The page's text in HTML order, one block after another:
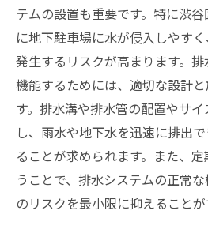
テムの設置も重要です。特に渋
に地下駐車場に水が侵入しやす
発生するリスクが高まります。
機能するためには、適切な設計
す。排水溝や排水管の配置やサ
し、雨水や地下水を迅速に排出
ることが求められます。また、
うことで、排水システムの正常
のリスクを最小限に抑えることが